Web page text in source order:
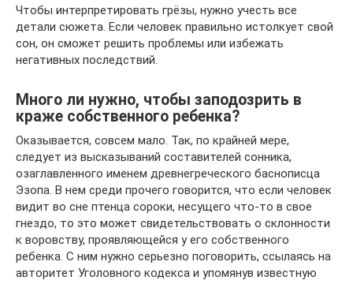
Чтобы интерпретировать грёзы, нужно учесть все
детали сюжета. Если человек правильно истолкует свой
сон, он сможет решить проблемы или избежать
негативных последствий.
Много ли нужно, чтобы заподозрить в
краже собственного ребенка?
Оказывается, совсем мало. Так, по крайней мере,
следует из высказываний составителей сонника,
озаглавленного именем древнегреческого баснописца
Эзопа. В нем среди прочего говорится, что если человек
видит во сне птенца сороки, несущего что-то в свое
гнездо, то это может свидетельствовать о склонности
к воровству, проявляющейся у его собственного
ребенка. С ним нужно серьезно поговорить, ссылаясь на
авторитет Уголовного кодекса и упомянув известную